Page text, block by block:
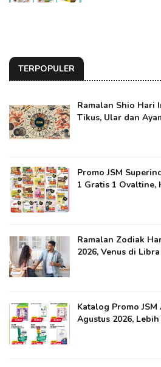
TERPOPULER
Ramalan Shio Hari
Tikus, Ular dan
Promo JSM
1 Gratis 1 Ovaltine,
Ramalan Zodiak
2026, Venus di
Katalog Promo
Agustus 2026,